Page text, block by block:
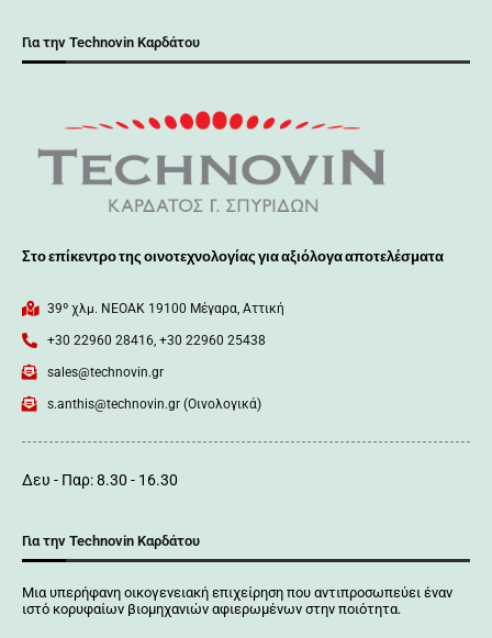
Για την Technovin Καρδάτου
Στο επίκεντρο της οινοτεχνολογίας για αξιόλογα αποτελέσματα
39º χλμ. ΝΕΟΑΚ 19100 Mέγαρα, Αττική
+30 22960 28416, +30 22960 25438
sales@technovin.gr
s.anthis@technovin.gr (Οινολογικά)
Δευ - Παρ: 8.30 - 16.30
Για την Technovin Καρδάτου
Μια υπερήφανη οικογενειακή επιχείρηση που αντιπροσωπεύει έναν
ιστό κορυφαίων βιομηχανιών αφιερωμένων στην ποιότητα.